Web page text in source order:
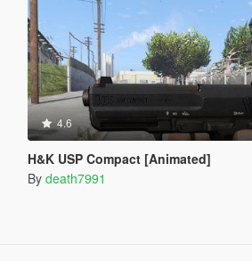
4.6
H&K USP Compact [Animated]
By death7991